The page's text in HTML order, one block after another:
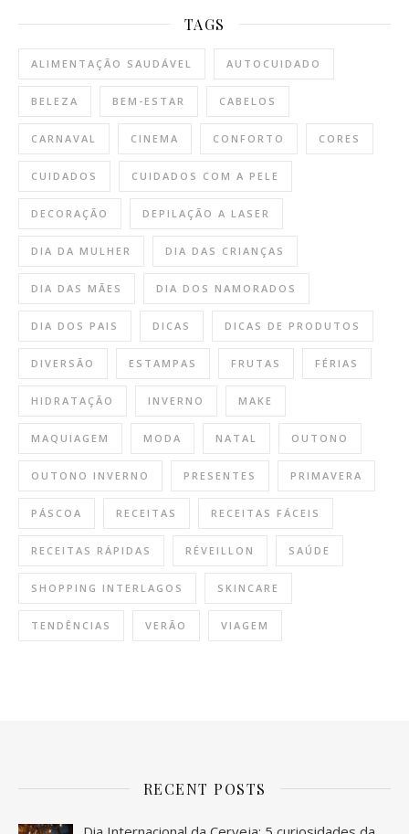
TAGS
ALIMENTAÇÃO SAUDÁVEL AUTOCUIDADO
BELEZA BEM-ESTAR CABELOS
CARNAVAL CINEMA CONFORTO CORES
CUIDADOS CUIDADOS COM A PELE
DECORAÇÃO DEPILAÇÃO A LASER
DIA DA MULHER DIA DAS CRIANÇAS
DIA DAS MÃES DIA DOS NAMORADOS
DIA DOS PAIS DICAS DICAS DE PRODUTOS
DIVERSÃO ESTAMPAS FRUTAS FÉRIAS
HIDRATAÇÃO INVERNO MAKE
MAQUIAGEM MODA NATAL OUTONO
OUTONO INVERNO PRESENTES PRIMAVERA
PÁSCOA RECEITAS RECEITAS FÁCEIS
RECEITAS RÁPIDAS RÉVEILLON SAÚDE
SHOPPING INTERLAGOS SKINCARE
TENDÊNCIAS VERÃO VIAGEM
RECENT POSTS